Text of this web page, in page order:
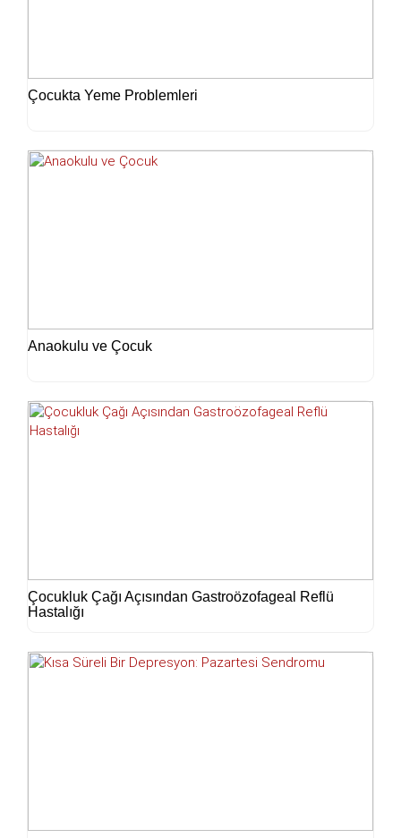
Çocukta Yeme Problemleri
Anaokulu ve Çocuk
Çocukluk Çağı Açısından Gastroözofageal Reflü
Hastalığı